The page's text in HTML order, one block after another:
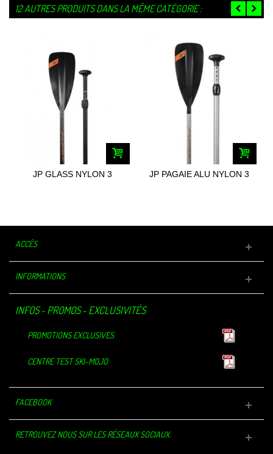
12 AUTRES PRODUITS DANS LA MÊME CATÉGORIE :
JP GLASS NYLON 3
JP PAGAIE ALU NYLON 3
ACCÈS
INFORMATIONS
INFOS - PROMOS - EXCLUSIVITÉS
PROMOTIONS EXCLUSIVES
CENTRE TEST SKI-MOJO
FACEBOOK
RETROUVEZ NOUS SUR LES RÉSEAUX SOCIAUX.